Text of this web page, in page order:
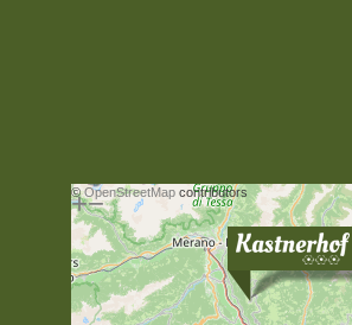
+−
©OpenStreetMap contributors